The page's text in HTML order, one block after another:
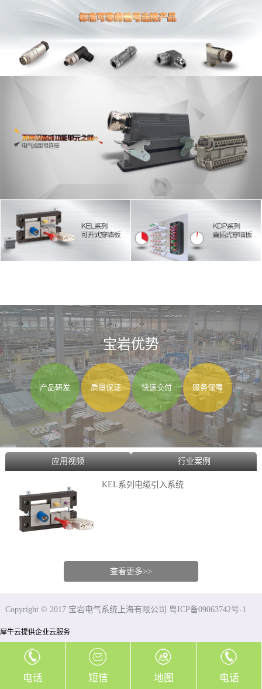
宝岩优势
产品研发 质量保证 快速交付 服务保障
应用视频 行业案例
KEL系列电缆引入系统
查看更多>>
Copyright © 2017 宝岩电气系统上海有限公司 粤ICP备09063742号-1
犀牛云提供企业云服务
电话 短信 地图 电话